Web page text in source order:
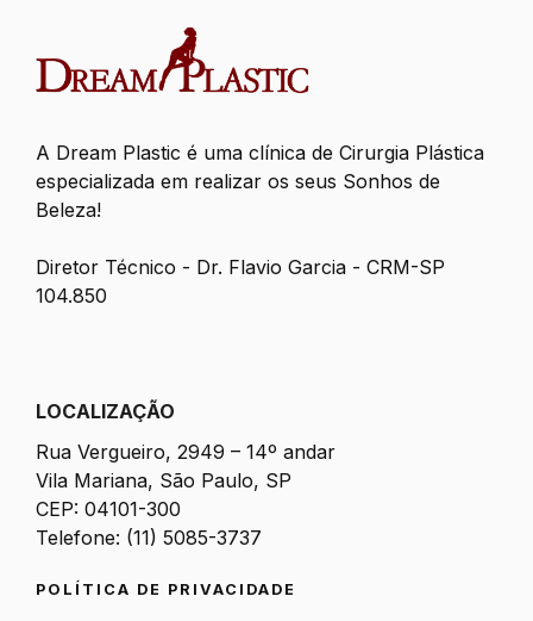
A Dream Plastic é uma clínica de Cirurgia Plástica
especializada em realizar os seus Sonhos de
Beleza!
Diretor Técnico - Dr. Flavio Garcia - CRM-SP
104.850
LOCALIZAÇÃO
Rua Vergueiro, 2949 – 14º andar
Vila Mariana, São Paulo, SP
CEP: 04101-300
Telefone: (11) 5085-3737
POLÍTICA DE PRIVACIDADE